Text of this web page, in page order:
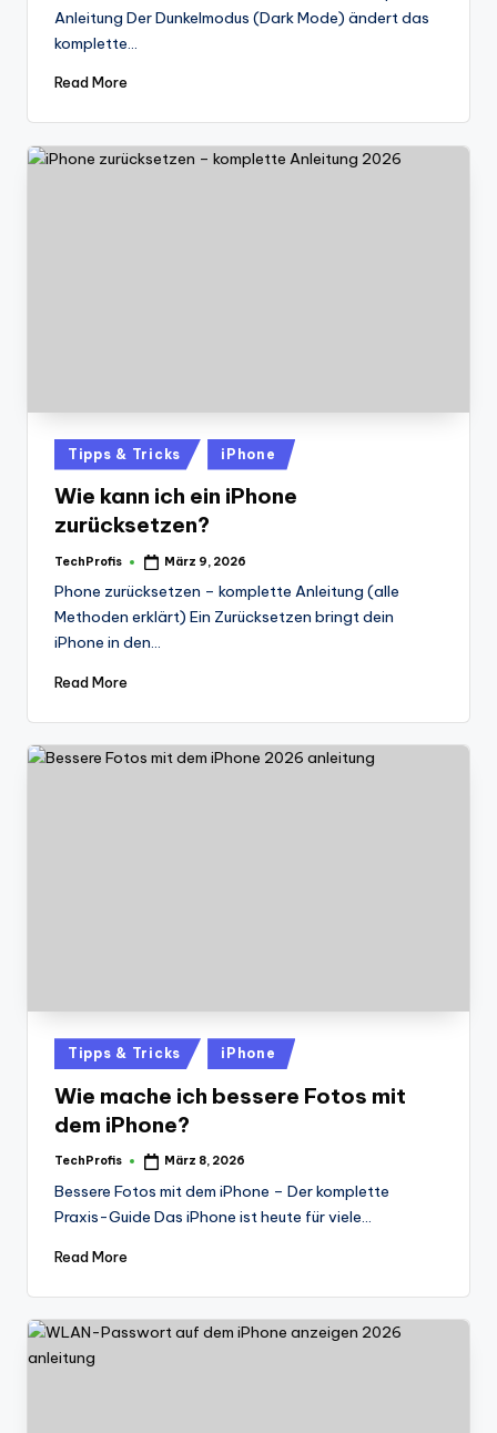
Anleitung Der Dunkelmodus (Dark Mode) ändert das
komplette…
Read More
Posted
in
Tipps & Tricks iPhone
Wie kann ich ein iPhone
zurücksetzen?
Posted
TechProfis März 9, 2026
Phone zurücksetzen – komplette Anleitung (alle
Methoden erklärt) Ein Zurücksetzen bringt dein
iPhone in den…
Read More
Posted
in
Tipps & Tricks iPhone
Wie mache ich bessere Fotos mit
dem iPhone?
Posted
TechProfis März 8, 2026
Bessere Fotos mit dem iPhone – Der komplette
Praxis-Guide Das iPhone ist heute für viele…
Read More